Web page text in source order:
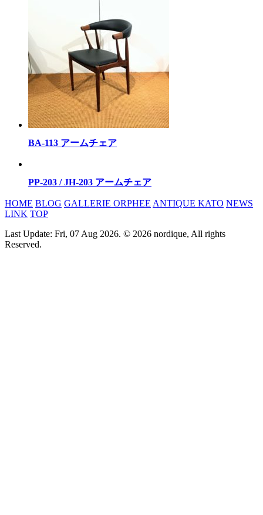
BA-113 アームチェア
PP-203 / JH-203 アームチェア
HOME BLOG GALLERIE ORPHEE ANTIQUE KATO NEWS
LINK TOP
Last Update: Fri, 07 Aug 2026. © 2026 nordique, All rights
Reserved.